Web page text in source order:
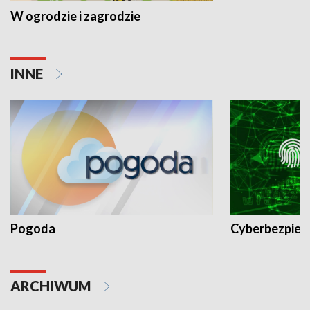
W ogrodzie i zagrodzie
INNE
Pogoda
ARCHIWUM